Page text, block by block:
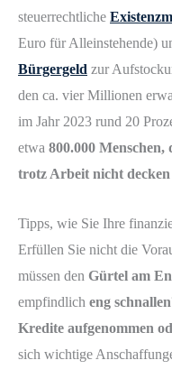
steuerrechtliche
Euro für Alleinstehende)
Bürgergeld zur
den ca. vier Millionen
im Jahr 2023 rund 20
etwa 800.000
trotz Arbeit nicht
Tipps, wie Sie Ihre
Erfüllen Sie nicht die
müssen den Gürtel am
empfindlich eng schnallen
Kredite aufgenommen
sich wichtige